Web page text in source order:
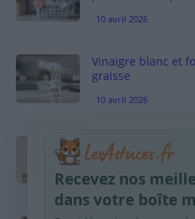
10 avril 2026
Vinaigre blanc et
graisse
10 avril 2026
Taches
habitudes qui
9 avril 2026
Recevez nos
dans votre boîte